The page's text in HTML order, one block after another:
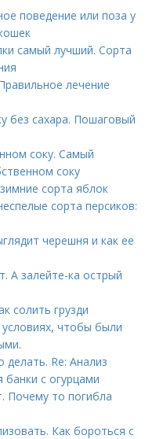
поведение или поза у
самый лучший. Сорта
лечение
без сахара. Пошаговый
соку. Самый
соку
сорта яблок
сорта персиков:
черешня и как ее
А залейте-ка острый
солить грузди
чтобы были
делать. Re: Анализ
с огурцами
Почему то погибла
Как бороться с